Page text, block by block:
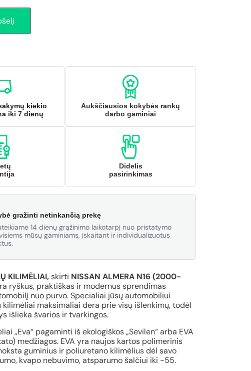
kiekio
iki 7 dienų
Aukščiausios kokybės rankų
darbo gaminiai
Didelis
pasirinkimas
gražinti netinkančią prekę
14 dienų grąžinimo laikotarpį nuo pristatymo
mūsų gaminiams, įskaitant ir individualizuotus
KILIMĖLIAI, skirti NISSAN ALMERA N16 (2000-
ryškus, praktiškas ir modernus sprendimas
nuo purvo. Specialiai jūsų automobiliui
kilimėliai maksimaliai dera prie visų išlenkimų, todėl
išlieka švarios ir tvarkingos.
„Eva“ pagaminti iš ekologiškos „Sevilen“ arba EVA
medžiagos. EVA yra naujos kartos polimerinis
guminius ir poliuretano kilimėlius dėl savo
kvapo nebuvimo, atsparumo šalčiui iki -55.